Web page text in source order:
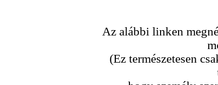
Az alábbi linken
(Ez természetesen